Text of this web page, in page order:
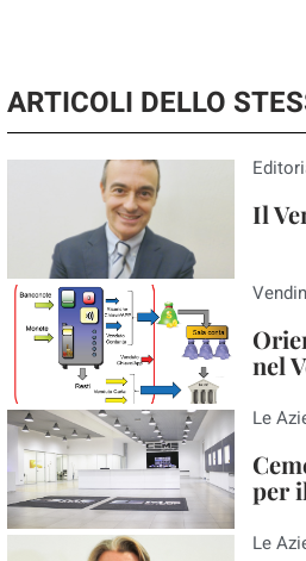
ARTICOLI DELLO
Il
nel
Le
per
Le